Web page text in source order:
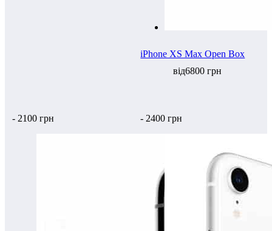
iPhone XS Max Open Box
від6800 грн
- 2100 грн - 2400 грн